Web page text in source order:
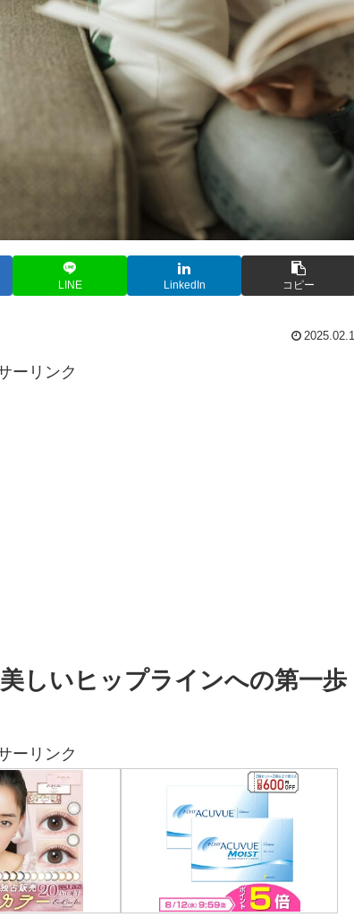
LINE LinkedIn コピー
ーリンク
しいヒップラインへの第一歩
ーリンク